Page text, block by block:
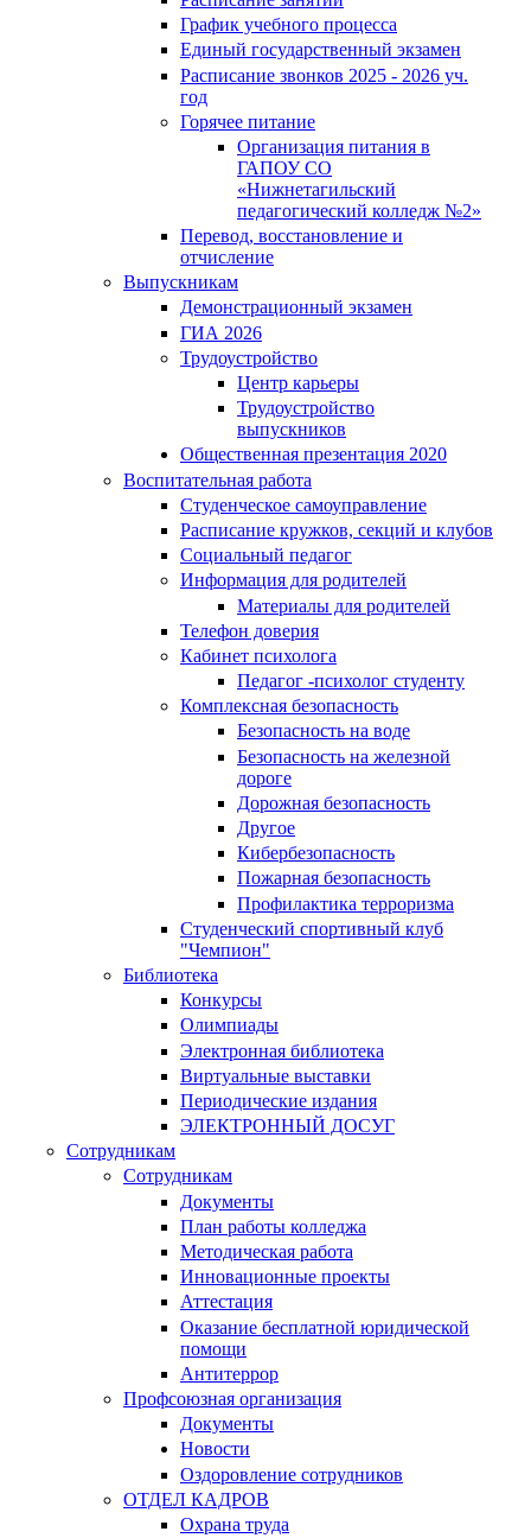
График учебного процесса
Единый государственный экзамен
Расписание звонков 2025 - 2026 уч.
год
Горячее питание
Организация питания в
ГАПОУ СО
«Нижнетагильский
педагогический колледж №2»
Перевод, восстановление и
отчисление
Выпускникам
Демонстрационный экзамен
ГИА 2026
Трудоустройство
Центр карьеры
Трудоустройство
выпускников
Общественная презентация 2020
Воспитательная работа
Студенческое самоуправление
Расписание кружков, секций и клубов
Социальный педагог
Информация для родителей
Материалы для родителей
Телефон доверия
Кабинет психолога
Педагог -психолог студенту
Комплексная безопасность
Безопасность на воде
Безопасность на железной
дороге
Дорожная безопасность
Другое
Кибербезопасность
Пожарная безопасность
Профилактика терроризма
Студенческий спортивный клуб
"Чемпион"
Библиотека
Конкурсы
Олимпиады
Электронная библиотека
Виртуальные выставки
Периодические издания
ЭЛЕКТРОННЫЙ ДОСУГ
Сотрудникам
Сотрудникам
Документы
План работы колледжа
Методическая работа
Инновационные проекты
Аттестация
Оказание бесплатной юридической
помощи
Антитеррор
Профсоюзная организация
Документы
Новости
Оздоровление сотрудников
ОТДЕЛ КАДРОВ
Охрана труда